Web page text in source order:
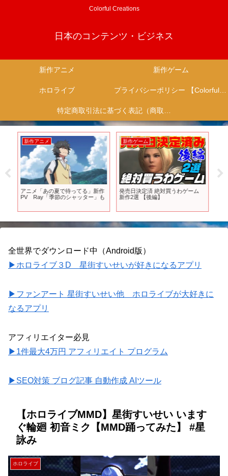
Colorful Creations
日本のコンテンツ・ビジネス
新作アニメ 新作ゲーム
ホロライブ プライバシーポリシー 【Colorful Creation】
特定商取引法に基づく表記（商取引に関する開示）
新作アニメ
アニメ「あの夏で待ってる」新作
PV Ray「季節のシャッター」も
新作ゲーム
発売日決定済 絶対買うわゲーム
新作2選 【後編】
全世界でダウンロード中（Android版）
▶ホロライブ３D 星街すいせいが好きになるアプリ
▶ファンアート 星街すいせい他 ホロライブが大好きに
なるアプリ
アフィリエイター必見
▶1件最大4万円 アフィリエイト プログラム
▶SEO対策 ブログ記事 自動作成 AIツール
【ホロライブMMD】星街すいせい います
ぐ輪廻 初音ミク【MMD踊ってみた】 #星
詠み
ホロライブ